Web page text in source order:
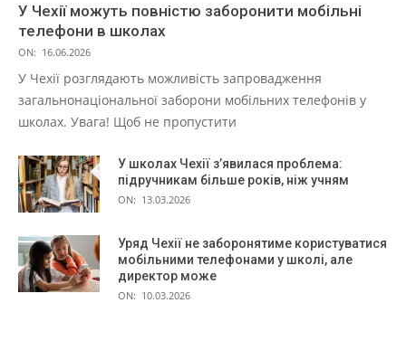
У Чехії можуть повністю заборонити мобільні
телефони в школах
ON: 16.06.2026
У Чехії розглядають можливість запровадження
загальнонаціональної заборони мобільних телефонів у
школах. Увага! Щоб не пропустити
У школах Чехії з’явилася проблема:
підручникам більше років, ніж учням
ON: 13.03.2026
Уряд Чехії не заборонятиме користуватися
мобільними телефонами у школі, але
директор може
ON: 10.03.2026